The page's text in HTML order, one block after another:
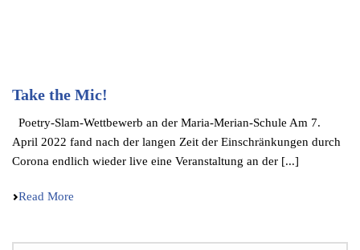
Take the Mic!
Poetry-Slam-Wettbe­werb an der Maria-Merian-Schule Am 7.
April 2022 fand nach der langen Zeit der Einschrän­kun­gen durch
Corona endlich wieder live eine Veran­stal­tung an der [...]
Read More